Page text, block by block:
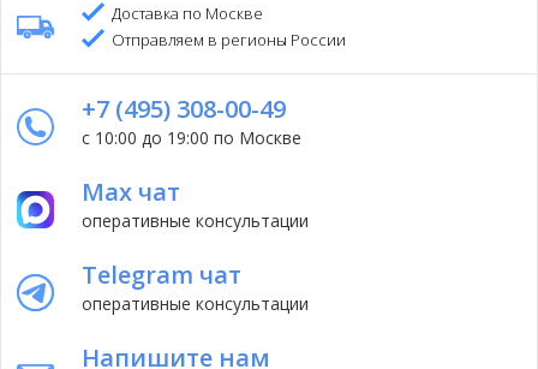
Доставка по Москве
Отправляем в регионы России
+7 (495) 308-00-49
с 10:00 до 19:00 по Москве
Max чат
оперативные консультации
Telegram чат
оперативные консультации
Напишите нам